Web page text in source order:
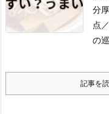
分
点
の
記事を